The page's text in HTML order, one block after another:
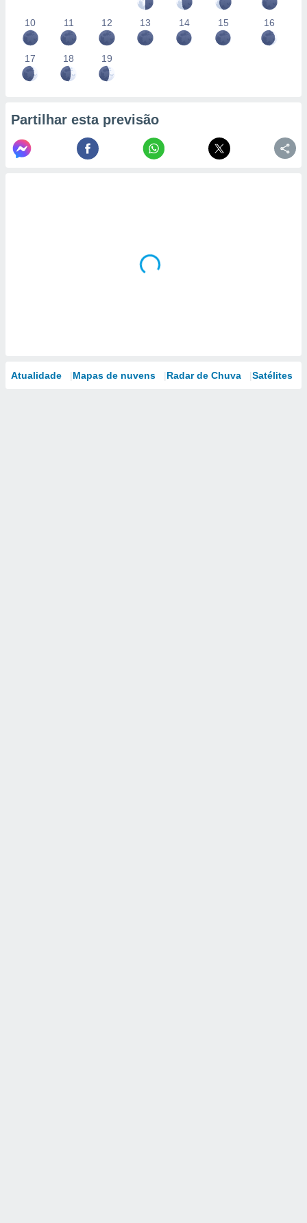
10 11 12 13 14 15 16
17 18 19
Partilhar esta previsão
Atualidade Mapas de nuvens Radar de Chuva Satélites